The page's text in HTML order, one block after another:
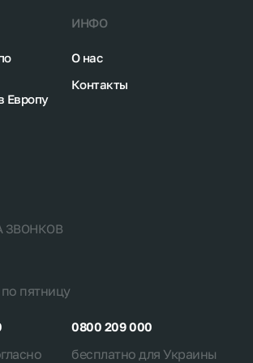
ЗВОНКОВ
пятницу
0800 209 000
бесплатно для Украины
Европу
ИНФО
О нас
Контакты